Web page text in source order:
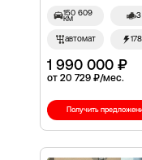
150 609
км 3
автомат
1 990 000 ₽
от 20 729 ₽/мес.
Получить